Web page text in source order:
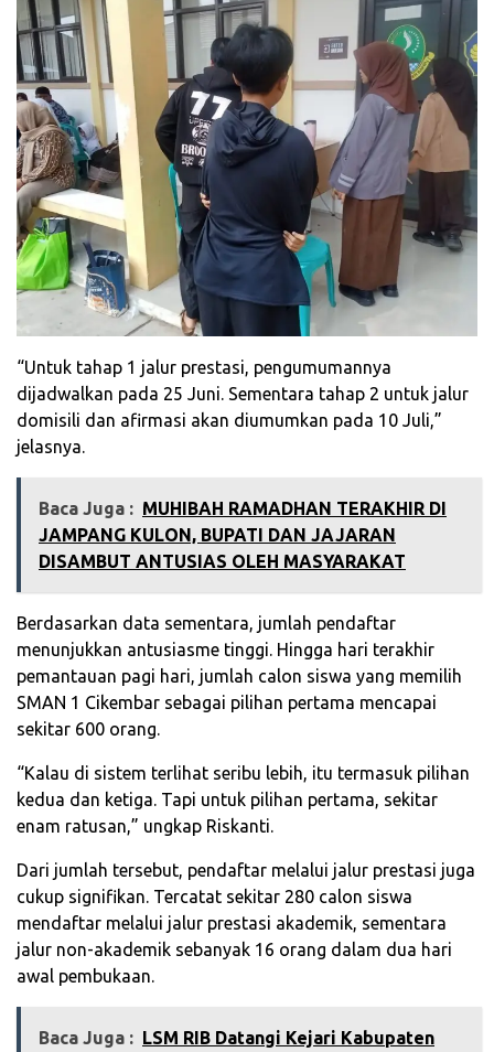
“Untuk tahap 1 jalur prestasi, pengumumannya
dijadwalkan pada 25 Juni. Sementara tahap 2 untuk jalur
domisili dan afirmasi akan diumumkan pada 10 Juli,”
jelasnya.
Baca Juga : MUHIBAH RAMADHAN TERAKHIR DI
JAMPANG KULON, BUPATI DAN JAJARAN
DISAMBUT ANTUSIAS OLEH MASYARAKAT
Berdasarkan data sementara, jumlah pendaftar
menunjukkan antusiasme tinggi. Hingga hari terakhir
pemantauan pagi hari, jumlah calon siswa yang memilih
SMAN 1 Cikembar sebagai pilihan pertama mencapai
sekitar 600 orang.
“Kalau di sistem terlihat seribu lebih, itu termasuk pilihan
kedua dan ketiga. Tapi untuk pilihan pertama, sekitar
enam ratusan,” ungkap Riskanti.
Dari jumlah tersebut, pendaftar melalui jalur prestasi juga
cukup signifikan. Tercatat sekitar 280 calon siswa
mendaftar melalui jalur prestasi akademik, sementara
jalur non-akademik sebanyak 16 orang dalam dua hari
awal pembukaan.
Baca Juga : LSM RIB Datangi Kejari Kabupaten